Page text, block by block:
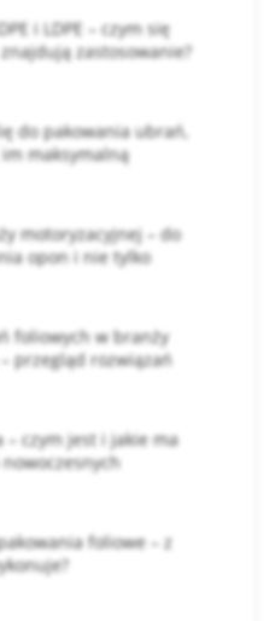
i LDPE – czym się
zastosowanie?
do pakowania ubrań,
maksymalną
motoryzacyjnej – do
opon i nie tylko
foliowych w branży
przegląd rozwiązań
– czym jest i jakie ma
foliowe – z